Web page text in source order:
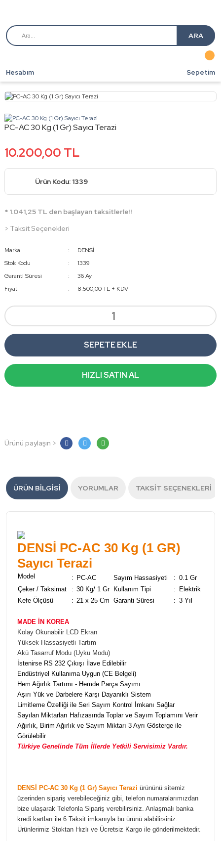
ARA
Hesabım Sepetim
PC-AC 30 Kg (1 Gr) Sayıcı Terazi
10.200,00 TL
Ürün Kodu: 1339
* 1.041,25 TL den başlayan taksitlerle!!
> Taksit Seçenekleri
Marka
DENSİ
Stok Kodu
1339
Garanti Süresi
36 Ay
Fiyat
8.500,00 TL + KDV
SEPETE EKLE
HIZLI SATIN AL
Ürünü paylaşın >
ÜRÜN BILGISI YORUMLAR TAKSIT SEÇENEKLERI
DENSİ PC-AC 30 Kg (1 GR)
Sayıcı Terazi
Model : PC-AC Sayım Hassasiyeti : 0.1 Gr
Çeker / Taksimat
: 30 Kg/ 1 Gr Kullanım Tipi :
Elektrik
Kefe Ölçüsü
: 21 x 25 Cm Garanti Süresi : 3 Yıl
MADE İN KOREA
Kolay Okunabilir LCD Ekran
Yüksek Hassasiyetli Tartım
Akü Tasarruf Modu (Uyku Modu)
İstenirse RS 232 Çıkışı İlave Edilebilir
Endüstriyel Kullanıma Uygun (CE Belgeli)
Hem Ağırlık Tartımı - Hemde Parça Sayımı
Aşırı Yük ve Darbelere Karşı Dayanıklı Sistem
Limitleme Özelliği ile Seri Sayım Kontrol İmkanı Sağlar
Sayılan Miktarları Hafızasında Toplar ve Sayım Toplamını Verir
Ağırlık, Birim Ağırlık ve Sayım Miktarı 3 Ayrı Gösterge ile
Görülebilir
Türkiye Genelinde Tüm İllerde Yetkili Servisimiz Vardır.
DENSİ PC-AC 30 Kg (1 Gr) Sayıcı Terazi ürününü sitemiz
üzerinden sipariş verebileceğiniz gibi, telefon numaralarımızdan
bize ulaşarak Telefonla Sipariş verebilirsiniz. Anlaşmalı banka
kredi kartları ile 6 Taksit imkanıyla bu ürünü alabilirsiniz.
Ürünlerimiz Stoktan Hızlı ve Ücretsiz Kargo ile gönderilmektedir.